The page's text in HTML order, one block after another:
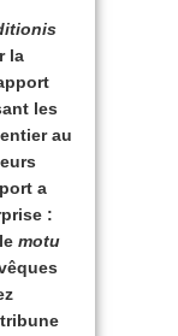
la
les
au
a
:
motu